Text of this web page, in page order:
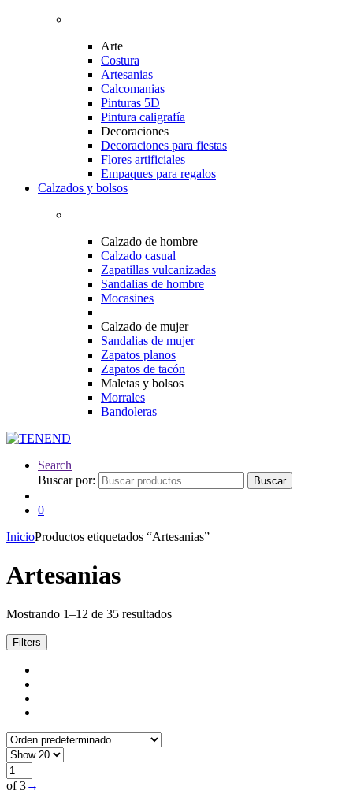
Arte
Costura
Artesanias
Calcomanias
Pinturas 5D
Pintura caligrafía
Decoraciones
Decoraciones para fiestas
Flores artificiales
Empaques para regalos
Calzados y bolsos
Calzado de hombre
Calzado casual
Zapatillas vulcanizadas
Sandalias de hombre
Mocasines
Calzado de mujer
Sandalias de mujer
Zapatos planos
Zapatos de tacón
Maletas y bolsos
Morrales
Bandoleras
Search
Buscar por:
Buscar
0
InicioProductos etiquetados “Artesanias”
Artesanias
Mostrando 1–12 de 35 resultados
Filters
of 3→